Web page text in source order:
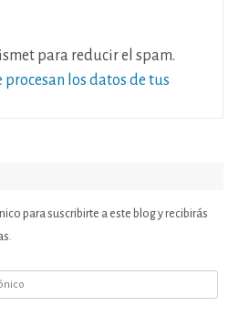
para reducir el spam.
procesan los datos de tus
para suscribirte a este blog y recibirás